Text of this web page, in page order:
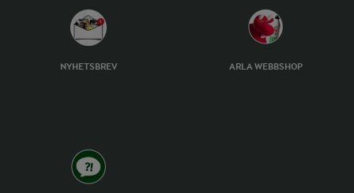
NYHETSBREV ARLA WEBBSHOP